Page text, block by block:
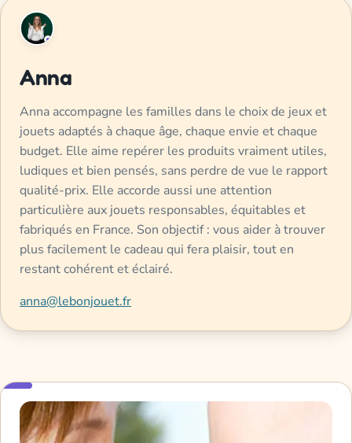
Anna
Anna accompagne les familles dans le choix de jeux et
jouets adaptés à chaque âge, chaque envie et chaque
budget. Elle aime repérer les produits vraiment utiles,
ludiques et bien pensés, sans perdre de vue le rapport
qualité-prix. Elle accorde aussi une attention
particulière aux jouets responsables, équitables et
fabriqués en France. Son objectif : vous aider à trouver
plus facilement le cadeau qui fera plaisir, tout en
restant cohérent et éclairé.
anna@lebonjouet.fr